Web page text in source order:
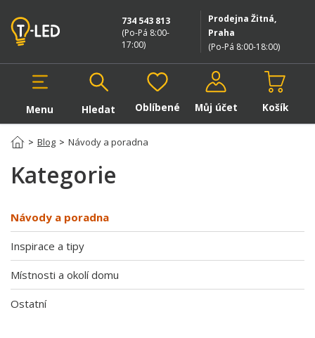
Prodejna Žitná,
Praha
(Po-Pá 8:00-18:00)
734 543 813
(Po-Pá 8:00-
17:00)
Menu Hledat
Hledat v produktech
Oblíbené Můj účet Košík
> Blog > Návody a poradna
Kategorie
Návody a poradna
Inspirace a tipy
Místnosti a okolí domu
Ostatní